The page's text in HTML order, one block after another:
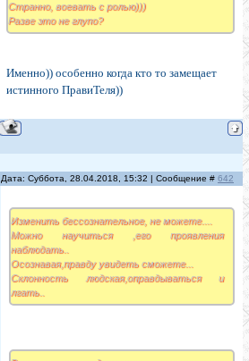
Странно, воевать с ролью)))
Разве это не глупо?
Именно)) особенно когда кто то замещает
истинного ПравиТеля))
Дата: Суббота, 28.04.2018, 15:32 | Сообщение # 642
Изменить бессознательное, не можете....
Можно научиться ,его проявления
наблюдать..
Осознавая,правду увидеть сможете...
Склонность людская,оправдываться и
лгать..